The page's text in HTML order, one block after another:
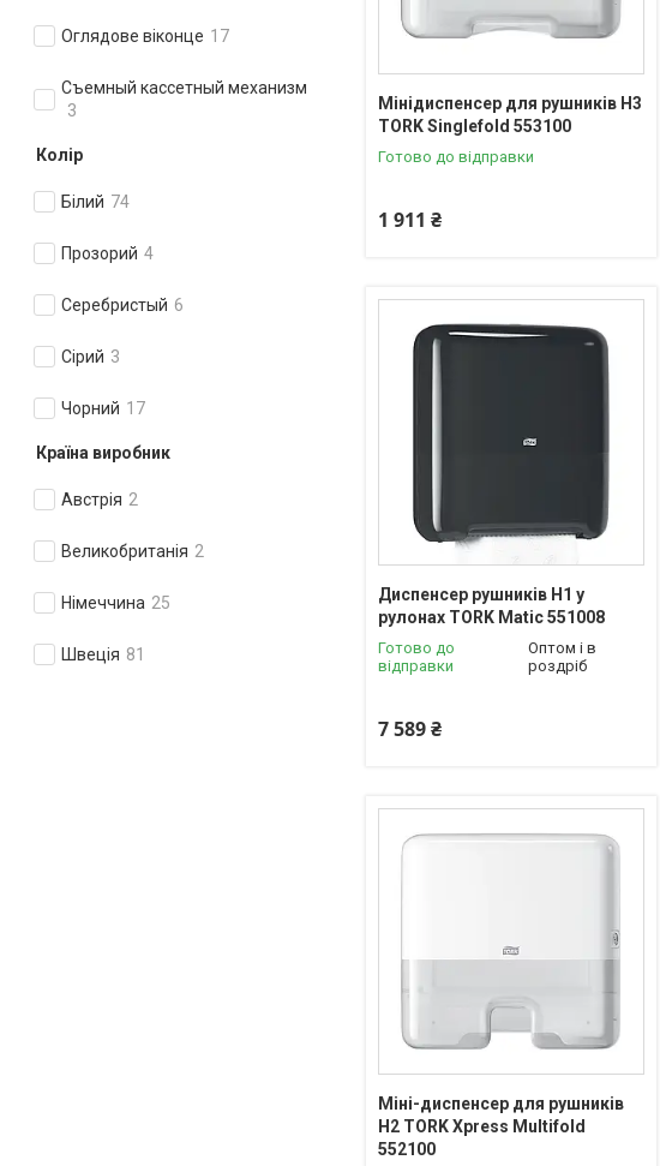
Оглядове віконце 17
Съемный кассетный механизм
3
Колір
Білий 74
Прозорий 4
Серебристый 6
Сірий 3
Чорний 17
Країна виробник
Австрія 2
Великобританія 2
Німеччина 25
Швеція 81
Мінідиспенсер для рушників H3
TORK Singlefold 553100
Готово до відправки
1 911 ₴
Диспенсер рушників H1 у
рулонах TORK Matic 551008
Готово до
відправки
Оптом і в
роздріб
7 589 ₴
Міні-диспенсер для рушників
H2 TORK Xpress Multifold
552100